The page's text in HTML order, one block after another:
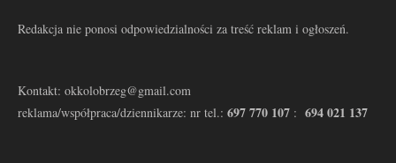
Redakcja nie ponosi odpowiedzialności za treść reklam i ogłoszeń.
Kontakt: okkolobrzeg@gmail.com
reklama/współpraca/dziennikarze: nr tel.: 697 770 107 : 694 021 137